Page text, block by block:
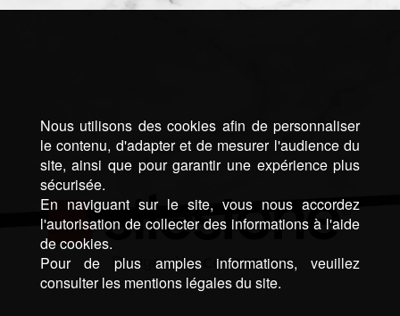
Nous utilisons des cookies afin de personnaliser
le contenu, d'adapter et de mesurer l'audience du
site, ainsi que pour garantir une expérience plus
sécurisée.
En naviguant sur le site, vous nous accordez
l'autorisation de collecter des informations à l'aide
de cookies.
Pour de plus amples informations, veuillez
consulter les mentions légales du site.